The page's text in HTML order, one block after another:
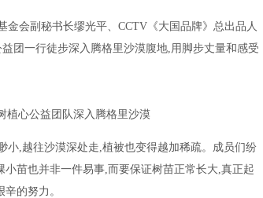
金会副秘书长缪光平、CCTV《大国品牌》总出品人
团一行徒步深入腾格里沙漠腹地,用脚步丈量和感受
植心公益团队深入腾格里沙漠
小,越往沙漠深处走,植被也变得越加稀疏。成员们纷
苗也并非一件易事,而要保证树苗正常长大,真正起
的努力。